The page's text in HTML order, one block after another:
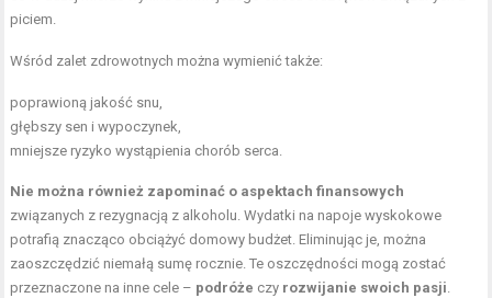
piciem.
Wśród zalet zdrowotnych można wymienić także:
poprawioną jakość snu,
głębszy sen i wypoczynek,
mniejsze ryzyko wystąpienia chorób serca.
Nie można również zapominać o aspektach finansowych
związanych z rezygnacją z alkoholu. Wydatki na napoje wyskokowe
potrafią znacząco obciążyć domowy budżet. Eliminując je, można
zaoszczędzić niemałą sumę rocznie. Te oszczędności mogą zostać
przeznaczone na inne cele – podróże czy rozwijanie swoich pasji